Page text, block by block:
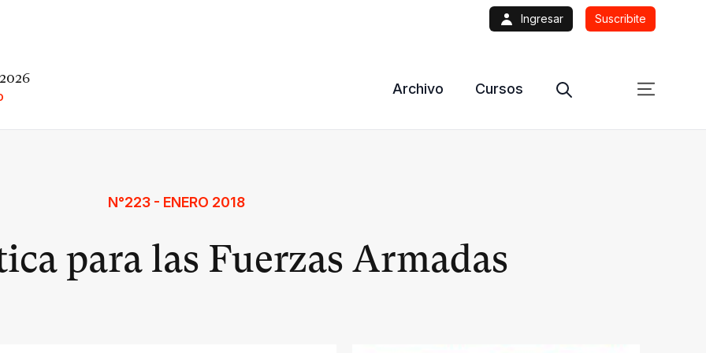
Ingresar Suscribite
Archivo Cursos
N°223 - ENERO 2018
para las Fuerzas Armadas